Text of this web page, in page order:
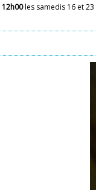
12h00les samedis 16 et